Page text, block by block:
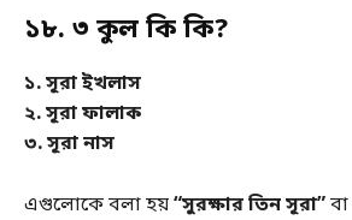
১৮. ৩ কুল কি কি?
১. সূরা ইখলাস
২. সূরা ফালাক
৩. সূরা নাস
এগুলোকে বলা হয়“সুরক্ষার তিন সূরা”বা